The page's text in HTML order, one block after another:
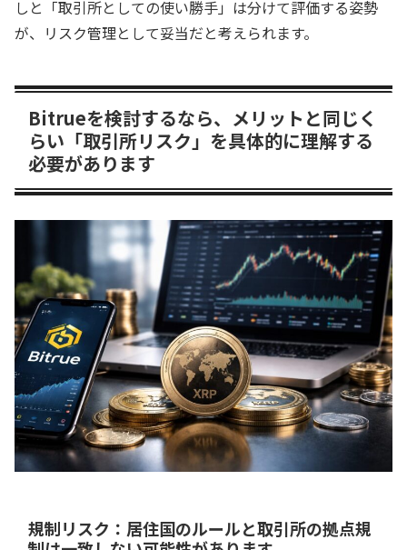
しと「取引所としての使い勝手」は分けて評価する姿勢
が、リスク管理として妥当だと考えられます。
Bitrueを検討するなら、メリットと同じく
らい「取引所リスク」を具体的に理解する
必要があります
規制リスク：居住国のルールと取引所の拠点規